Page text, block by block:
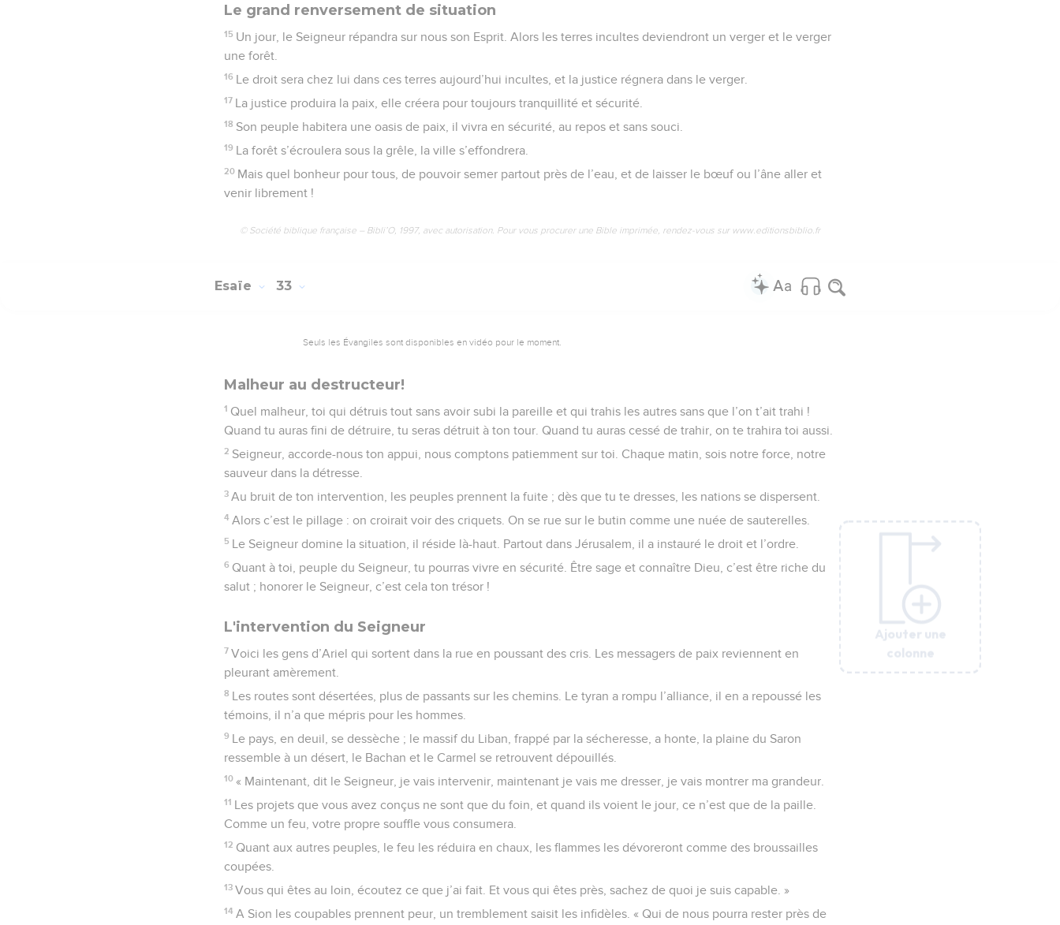
Ajouter une
colonne
Le grand renversement de situation
15 Un jour, le Seigneur répandra sur nous son Esprit. Alors les terres incultes deviendront un verger et le verger
une forêt.
16 Le droit sera chez lui dans ces terres aujourd’hui incultes, et la justice régnera dans le verger.
17 La justice produira la paix, elle créera pour toujours tranquillité et sécurité.
18 Son peuple habitera une oasis de paix, il vivra en sécurité, au repos et sans souci.
19 La forêt s’écroulera sous la grêle, la ville s’effondrera.
20 Mais quel bonheur pour tous, de pouvoir semer partout près de l’eau, et de laisser le bœuf ou l’âne aller et
venir librement !
© Société biblique française – Bibli’O, 1997, avec autorisation. Pour vous procurer une Bible imprimée, rendez-vous sur www.editionsbiblio.fr
Ajouter une
colonne
Esaïe 33
Seuls les Évangiles sont disponibles en vidéo pour le moment.
Malheur au destructeur!
1 Quel malheur, toi qui détruis tout sans avoir subi la pareille et qui trahis les autres sans que l’on t’ait trahi !
Quand tu auras fini de détruire, tu seras détruit à ton tour. Quand tu auras cessé de trahir, on te trahira toi aussi.
2 Seigneur, accorde-nous ton appui, nous comptons patiemment sur toi. Chaque matin, sois notre force, notre
sauveur dans la détresse.
3 Au bruit de ton intervention, les peuples prennent la fuite ; dès que tu te dresses, les nations se dispersent.
4 Alors c’est le pillage : on croirait voir des criquets. On se rue sur le butin comme une nuée de sauterelles.
5 Le Seigneur domine la situation, il réside là-haut. Partout dans Jérusalem, il a instauré le droit et l’ordre.
6 Quant à toi, peuple du Seigneur, tu pourras vivre en sécurité. Être sage et connaître Dieu, c’est être riche du
salut ; honorer le Seigneur, c’est cela ton trésor !
L'intervention du Seigneur
7 Voici les gens d’Ariel qui sortent dans la rue en poussant des cris. Les messagers de paix reviennent en
pleurant amèrement.
8 Les routes sont désertées, plus de passants sur les chemins. Le tyran a rompu l’alliance, il en a repoussé les
témoins, il n’a que mépris pour les hommes.
9 Le pays, en deuil, se dessèche ; le massif du Liban, frappé par la sécheresse, a honte, la plaine du Saron
ressemble à un désert, le Bachan et le Carmel se retrouvent dépouillés.
10 « Maintenant, dit le Seigneur, je vais intervenir, maintenant je vais me dresser, je vais montrer ma grandeur.
11 Les projets que vous avez conçus ne sont que du foin, et quand ils voient le jour, ce n’est que de la paille.
Comme un feu, votre propre souffle vous consumera.
12 Quant aux autres peuples, le feu les réduira en chaux, les flammes les dévoreront comme des broussailles
coupées.
13 Vous qui êtes au loin, écoutez ce que j’ai fait. Et vous qui êtes près, sachez de quoi je suis capable. »
14 A Sion les coupables prennent peur, un tremblement saisit les infidèles. « Qui de nous pourra rester près de
Ajouter une
colonne
Ajouter une
colonne
Ajouter une
colonne
Ajouter une
colonne
Ajouter une
colonne